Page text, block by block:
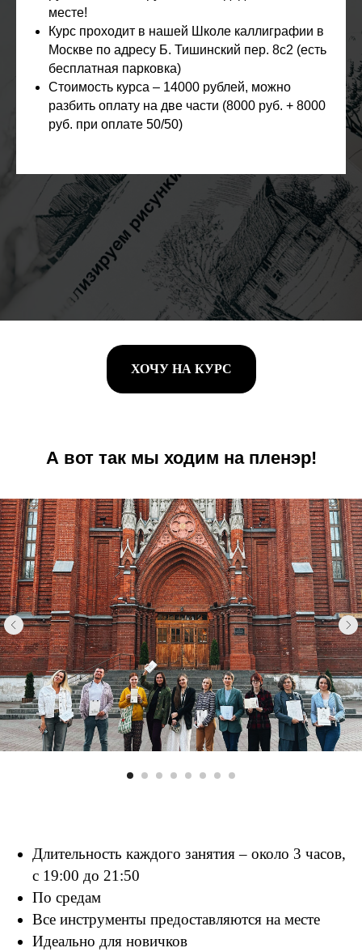
месте!
Курс проходит в нашей Школе каллиграфии в
Москве по адресу Б. Тишинский пер. 8с2 (есть
бесплатная парковка)
Стоимость курса – 14000 рублей, можно
разбить оплату на две части (8000 руб. + 8000
руб. при оплате 50/50)
ХОЧУ НА КУРС
Длительность каждого занятия – около 3 часов,
с 19:00 до 21:50
По средам
Все инструменты предоставляются на месте
Идеально для новичков
Преподаватель курса: